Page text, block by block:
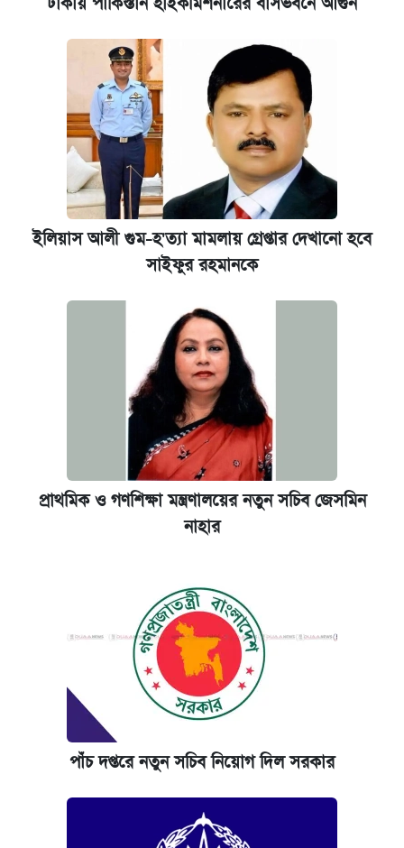
ইলিয়াস আলী গুম-হ'ত্যা মামলায় গ্রেপ্তার দেখানো হবে
সাইফুর রহমানকে
প্রাথমিক ও গণশিক্ষা মন্ত্রণালয়ের নতুন সচিব জেসমিন
নাহার
পাঁচ দপ্তরে নতুন সচিব নিয়োগ দিল সরকার